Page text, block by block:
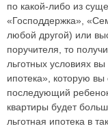
по какой-либо из
«Господдержка»,
любой другой) или
поручителя, то
льготных условиях
ипотека», которую вы
последующий
квартиры будет
льготная ипотека в